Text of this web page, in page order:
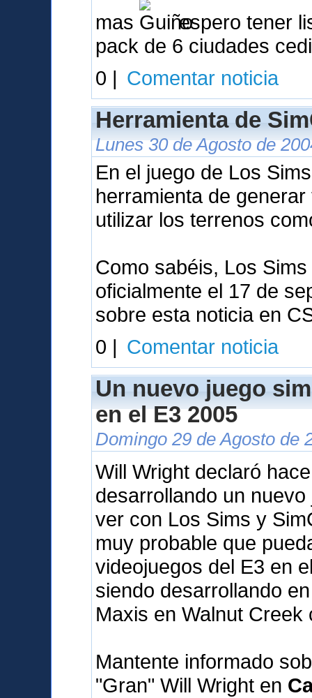
mas
espero tener
pack de 6 ciudades
0 | Comentar noticia
Herramienta de
Lunes 30 de Agosto de
En el juego de Los
herramienta de
utilizar los terrenos
Como sabéis, Los
oficialmente el 17 de
sobre esta noticia en
0 | Comentar noticia
Un nuevo juego
en el E3 2005
Domingo 29 de Agosto de
Will Wright declaró
desarrollando un
ver con Los Sims y
muy probable que
videojuegos del E3 en
siendo desarrollando
Maxis en Walnut
Mantente informado
"Gran" Will Wright en